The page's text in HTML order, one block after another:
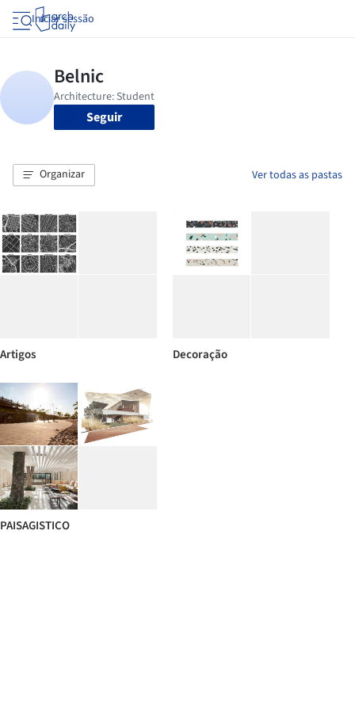
Iniciar sessão
Seguir
Organizar Ver todas as pastas
Artigos Decoração
PAISAGISTICO